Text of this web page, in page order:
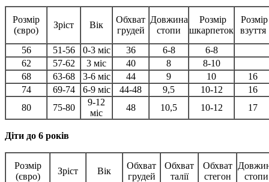
Розмір
(євро)
Зріст Вік
Обхват
грудей
Довжина
стопи
Розмір
шкарпеток
Розмір
взуття
56
51-56 0-3 міс 36 6-8
6-8
62
57-62 3 міс 40 8
8-10
68
63-68 3-6 міс 44 9 10
16
74
69-74 6-9 міс 44-48 9,5 10-12
16
80
75-80
9-12
міс
48 10,5 10-12 17
Діти до 6 років
Розмір
(євро)
Зріст Вік
Обхват
грудей
Обхват
талії
Обхват
стегон
стопи